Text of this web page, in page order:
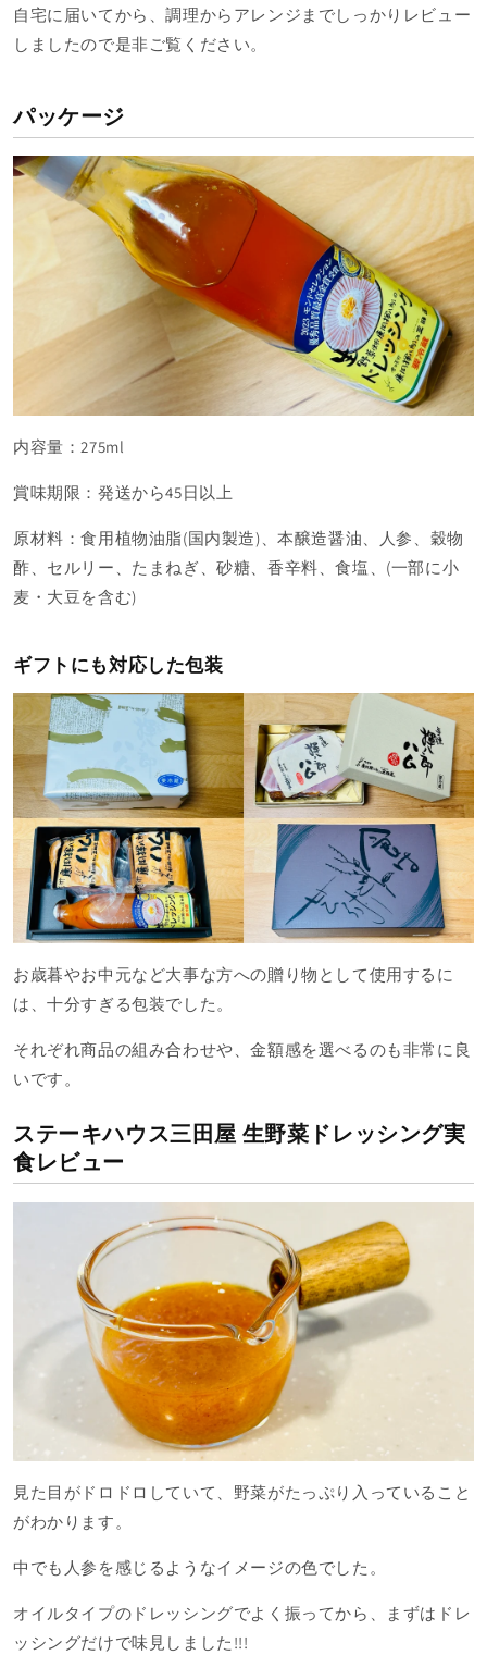
自宅に届いてから、調理からアレンジまでしっかりレビュー
しましたので是非ご覧ください。
パッケージ
内容量：275ml
賞味期限：発送から45日以上
原材料：食用植物油脂(国内製造)、本醸造醤油、人参、穀物
酢、セルリー、たまねぎ、砂糖、香辛料、食塩、(一部に小
麦・大豆を含む)
ギフトにも対応した包装
お歳暮やお中元など大事な方への贈り物として使用するに
は、十分すぎる包装でした。
それぞれ商品の組み合わせや、金額感を選べるのも非常に良
いです。
ステーキハウス三田屋 生野菜ドレッシング実
食レビュー
見た目がドロドロしていて、野菜がたっぷり入っていること
がわかります。
中でも人参を感じるようなイメージの色でした。
オイルタイプのドレッシングでよく振ってから、まずはドレ
ッシングだけで味見しました!!!